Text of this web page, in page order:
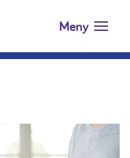
Meny